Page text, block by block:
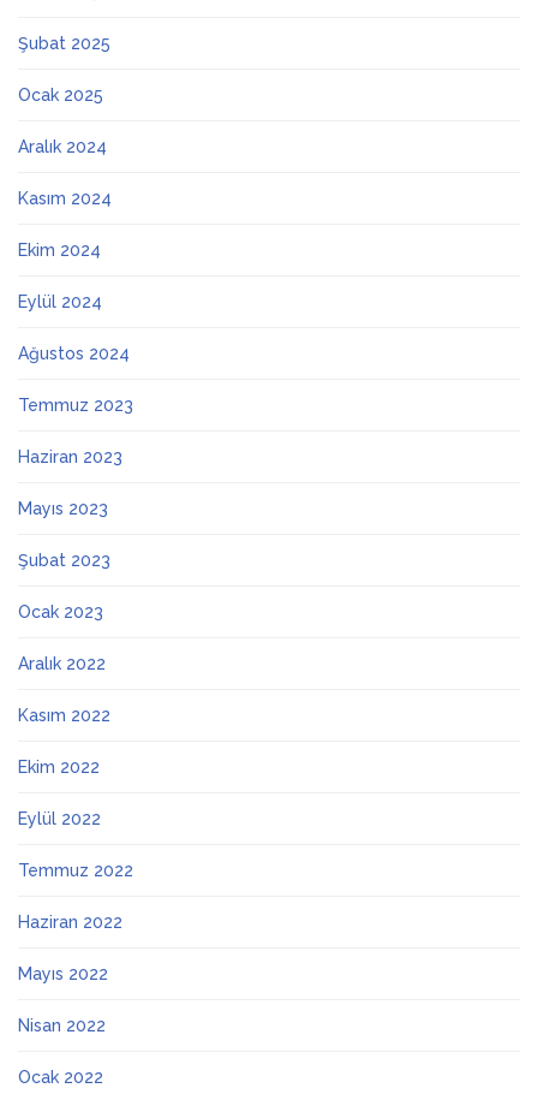
Şubat 2025
Ocak 2025
Aralık 2024
Kasım 2024
Ekim 2024
Eylül 2024
Ağustos 2024
Temmuz 2023
Haziran 2023
Mayıs 2023
Şubat 2023
Ocak 2023
Aralık 2022
Kasım 2022
Ekim 2022
Eylül 2022
Temmuz 2022
Haziran 2022
Mayıs 2022
Nisan 2022
Ocak 2022